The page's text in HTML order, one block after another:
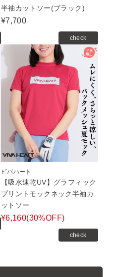
半袖カットソー(ブラック)
¥7,700
check
ビバハート
【吸水速乾UV】グラフィック
プリントモックネック半袖カ
ットソー
¥6,160(30%OFF)
check